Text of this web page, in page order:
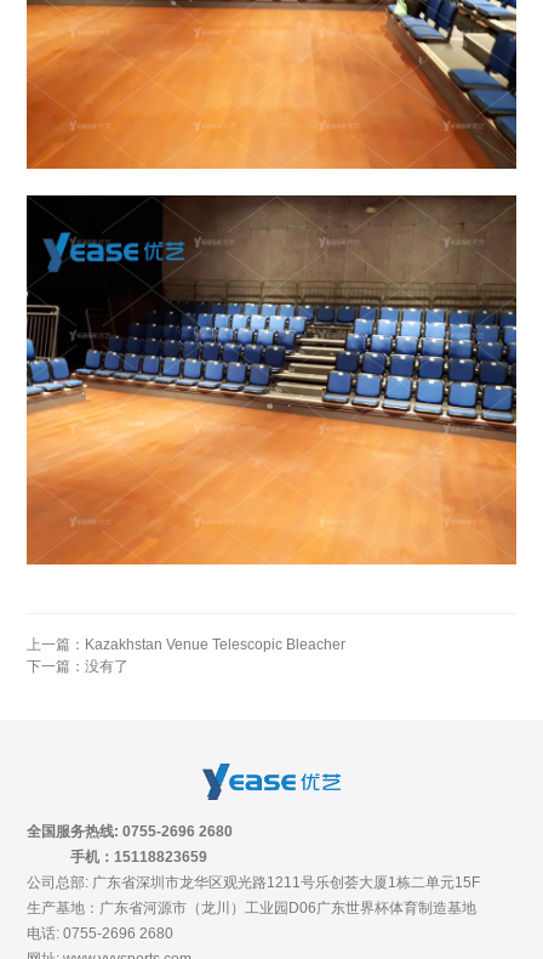
上一篇： Kazakhstan Venue Telescopic Bleacher
下一篇：没有了
全国服务热线: 0755-2696 2680
手机：15118823659
公司总部: 广东省深圳市龙华区观光路1211号乐创荟大厦1栋二单元15F
生产基地：广东省河源市（龙川）工业园D06广东世界杯体育制造基地
电话: 0755-2696 2680